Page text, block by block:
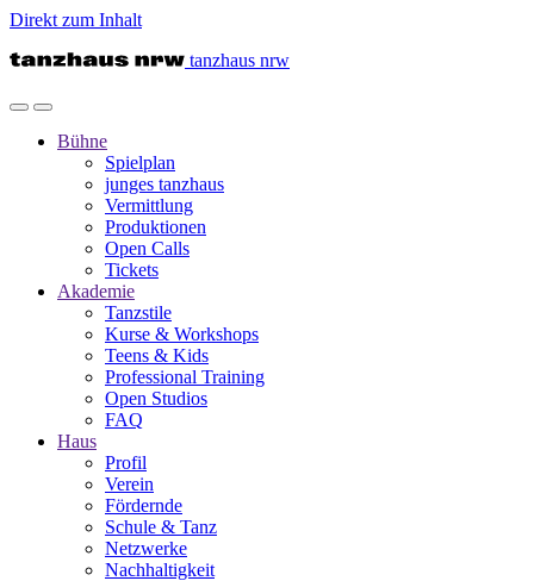
Direkt zum Inhalt
tanzhaus nrw
Bühne
Spielplan
junges tanzhaus
Vermittlung
Produktionen
Open Calls
Tickets
Akademie
Tanzstile
Kurse & Workshops
Teens & Kids
Professional Training
Open Studios
FAQ
Haus
Profil
Verein
Fördernde
Schule & Tanz
Netzwerke
Nachhaltigkeit